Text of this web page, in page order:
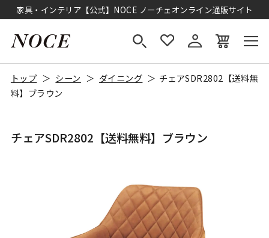
家具・インテリア【公式】NOCE ノーチェオンライン通販サイト
トップ シーン ダイニング
チェアSDR2802【送料無
料】ブラウン
チェアSDR2802【送料無料】ブラウン